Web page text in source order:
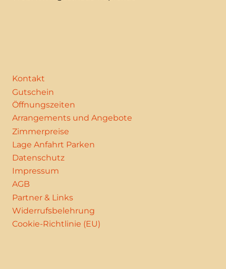
Kontakt
Gutschein
Öffnungszeiten
Arrangements und Angebote
Zimmerpreise
Lage Anfahrt Parken
Datenschutz
Impressum
AGB
Partner & Links
Widerrufsbelehrung
Cookie-Richtlinie (EU)